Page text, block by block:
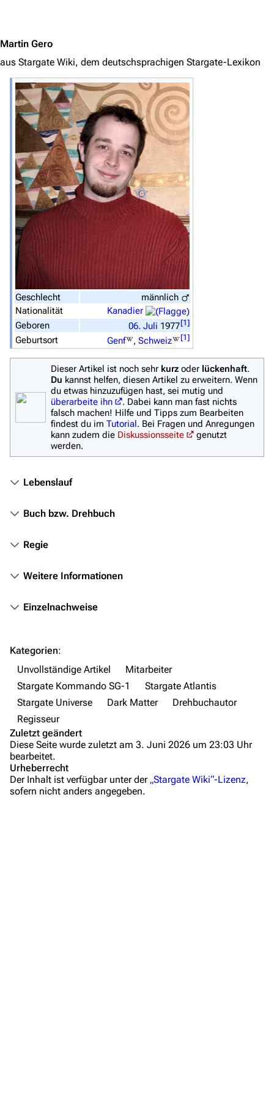
3638 2133 346.284
Navigation
Hauptseite
Von A bis Z
Zufälliger Artikel
Spezialseiten
Datei hochladen
Filme und Serien
Überblick
Stargate SG-1
Stargate Atlantis
Stargate Universe
Stargate Infinity
Stargate-Romane
Themenportal
Personen
Objekte
Zeitleiste
Kommerzielles
Hilfe
Martin Gero
aus Stargate Wiki, dem deutschsprachigen Stargate-Lexikon
Geschlecht
männlich
Nationalität
Kanadier
Geboren
06. Juli 1977[1]
Geburtsort Genf , Schweiz [1]
Dieser Artikel ist noch sehr kurz oder lückenhaft.
Du kannst helfen, diesen Artikel zu erweitern. Wenn
du etwas hinzuzufügen hast, sei mutig und
überarbeite ihn
. Dabei kann man fast nichts
falsch machen! Hilfe und Tipps zum Bearbeiten
findest du im Tutorial. Bei Fragen und Anregungen
kann zudem die Diskussionsseite
genutzt
werden.
Lebenslauf
Buch bzw. Drehbuch
Regie
Weitere Informationen
Einzelnachweise
Kategorien:
Unvollständige Artikel
Mitarbeiter
Stargate Kommando SG-1
Stargate Atlantis
Stargate Universe
Dark Matter
Drehbuchautor
Regisseur
Zuletzt geändert
Diese Seite wurde zuletzt am 3. Juni 2026 um 23:03 Uhr
bearbeitet.
Urheberrecht
Der Inhalt ist verfügbar unter der „Stargate Wiki“-Lizenz,
sofern nicht anders angegeben.